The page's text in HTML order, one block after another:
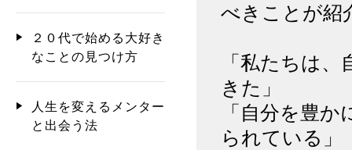
べきことが紹
「私たちは
きた」
「自分を豊
られている」
２０代で始める大好き
なことの見つけ方
人生を変えるメンター
と出会う法